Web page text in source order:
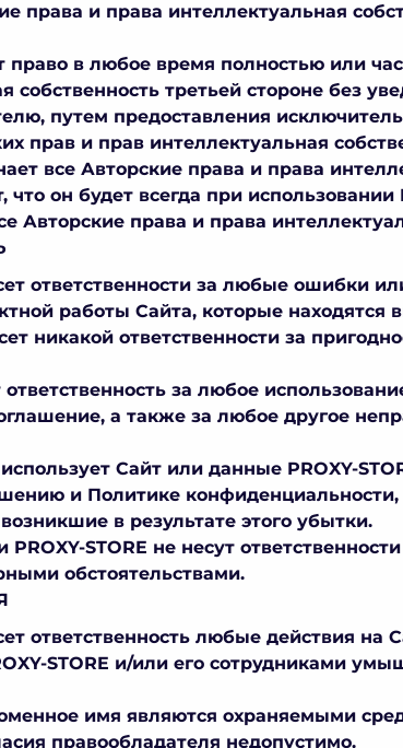
права и права интеллектуальная
право в любое время полностью или
собственность третьей стороне без
путем предоставления
прав и прав интеллектуальная
все Авторские права и права
что он будет всегда при
Авторские права и права
ответственности за любые ошибки
работы Сайта, которые находятся
никакой ответственности за
за любое
а также за любое другое
Сайт или данные PROXY-
и Политике
в результате этого убытки.
STORE не несут
обстоятельствами.
ответственность любые действия на
STORE и/или его сотрудниками
имя являются охраняемыми
правообладателя недопустимо.